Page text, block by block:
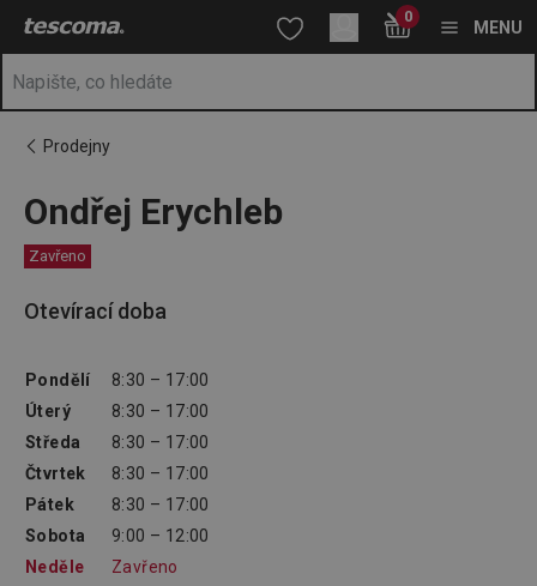
Nacházíte se na stránce Ondřej Erychleb
Přejít na hlavní obsah
Přejít na vyhledávání
Přejít na navigaci 0
MENU
Prodejny
Ondřej Erychleb
Zavřeno
Otevírací doba
Pondělí
8:30 – 17:00
Úterý
8:30 – 17:00
Středa
8:30 – 17:00
Čtvrtek
8:30 – 17:00
Pátek
8:30 – 17:00
Sobota
9:00 – 12:00
Neděle
Zavřeno